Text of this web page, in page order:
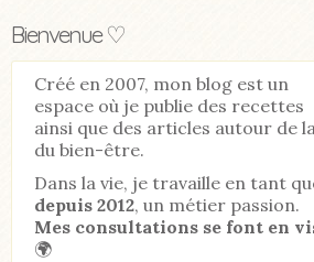
Bienvenue ♡
Créé en 2007, mon blog est un
espace où je publie des recettes
ainsi que des articles autour de
du bien-être.
Dans la vie, je travaille en tant
depuis 2012, un métier passion.
Mes consultations se font en
🌍